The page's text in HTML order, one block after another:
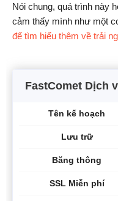
Nói chung, quá trình này
cảm thấy mình như một
để tìm hiểu thêm về trải
FastComet Dịch
Tên kế hoạch
Lưu trữ
Băng thông
SSL Miễn phí